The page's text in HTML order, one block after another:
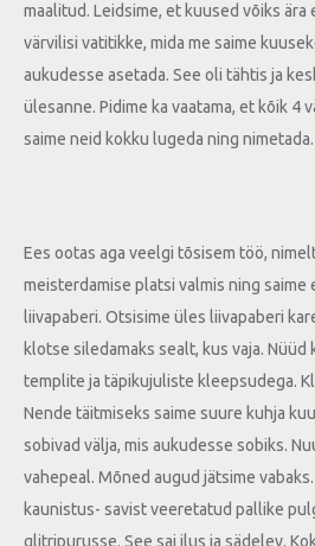
maalitud. Leidsime, et kuused võiks ära
värvilisi vatitikke, mida me saime
aukudesse asetada. See oli tähtis ja
ülesanne. Pidime ka vaatama, et kõik 4
saime neid kokku lugeda ning nimetada.
Ees ootas aga veelgi tõsisem töö,
meisterdamise platsi valmis ning saime
liivapaberi. Otsisime üles liivapaberi
klotse siledamaks sealt, kus vaja.
templite ja täpikujuliste kleepsudega.
Nende täitmiseks saime suure kuhja
sobivad välja, mis aukudesse sobiks.
vahepeal. Mõned augud jätsime
kaunistus- savist veeretatud pallike
glitripurusse. See sai ilus ja sädelev.